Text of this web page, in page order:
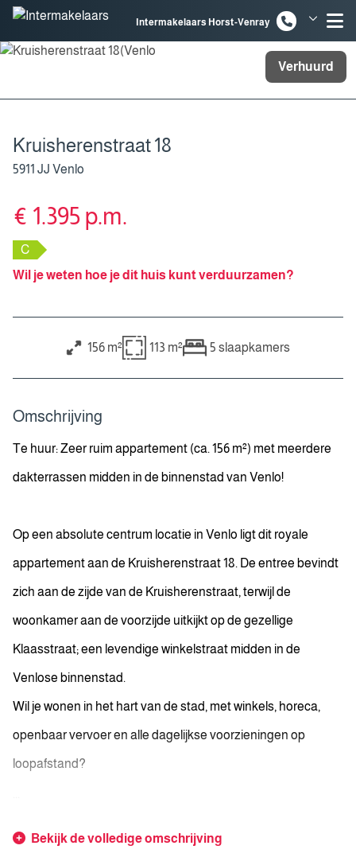
Spring naar inhoud
Intermakelaars Horst-Venray
Intermakelaars Venlo
Verhuurd
Kruisherenstraat 18
5911 JJ Venlo
€ 1.395 p.m.
C
Wil je weten hoe je dit huis kunt verduurzamen?
156 m² 113 m² 5 slaapkamers
Omschrijving
Te huur: Zeer ruim appartement (ca. 156 m²) met meerdere
dakterrassen midden in de binnenstad van Venlo!
Op een absolute centrum locatie in Venlo ligt dit royale
appartement aan de Kruisherenstraat 18. De entree bevindt
zich aan de zijde van de Kruisherenstraat, terwijl de
woonkamer aan de voorzijde uitkijkt op de gezellige
Klaasstraat; een levendige winkelstraat midden in de
Venlose binnenstad.
Wil je wonen in het hart van de stad, met winkels, horeca,
openbaar vervoer en alle dagelijkse voorzieningen op
loopafstand?
Bekijk de volledige omschrijving